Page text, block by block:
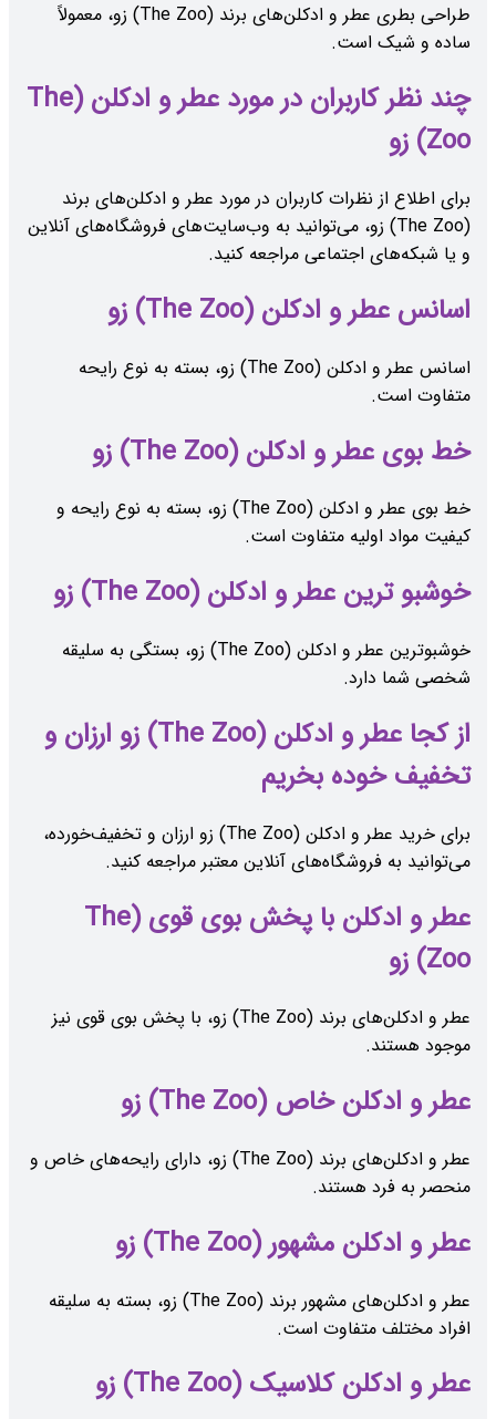
طراحی بطری عطر و ادکلن‌های برند (The Zoo) زو، معمولاً
ساده و شیک است.
چند نظر کاربران در مورد عطر و ادکلن (The
Zoo) زو
برای اطلاع از نظرات کاربران در مورد عطر و ادکلن‌های برند
(The Zoo) زو، می‌توانید به وب‌سایت‌های فروشگاه‌های آنلاین
و یا شبکه‌های اجتماعی مراجعه کنید.
اسانس عطر و ادکلن (The Zoo) زو
اسانس عطر و ادکلن (The Zoo) زو، بسته به نوع رایحه
متفاوت است.
خط بوی عطر و ادکلن (The Zoo) زو
خط بوی عطر و ادکلن (The Zoo) زو، بسته به نوع رایحه و
کیفیت مواد اولیه متفاوت است.
خوشبو ترین عطر و ادکلن (The Zoo) زو
خوشبوترین عطر و ادکلن (The Zoo) زو، بستگی به سلیقه
شخصی شما دارد.
از کجا عطر و ادکلن (The Zoo) زو ارزان و
تخفیف خوده بخریم
برای خرید عطر و ادکلن (The Zoo) زو ارزان و تخفیف‌خورده،
می‌توانید به فروشگاه‌های آنلاین معتبر مراجعه کنید.
عطر و ادکلن با پخش بوی قوی (The
Zoo) زو
عطر و ادکلن‌های برند (The Zoo) زو، با پخش بوی قوی نیز
موجود هستند.
عطر و ادکلن خاص (The Zoo) زو
عطر و ادکلن‌های برند (The Zoo) زو، دارای رایحه‌های خاص و
منحصر به فرد هستند.
عطر و ادکلن مشهور (The Zoo) زو
عطر و ادکلن‌های مشهور برند (The Zoo) زو، بسته به سلیقه
افراد مختلف متفاوت است.
عطر و ادکلن کلاسیک (The Zoo) زو